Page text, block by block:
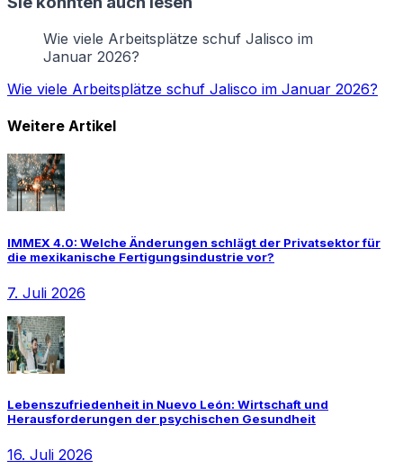
Wie viele Arbeitsplätze schuf Jalisco im
Januar 2026?
Wie viele Arbeitsplätze schuf Jalisco im Januar 2026?
Weitere Artikel
IMMEX 4.0: Welche Änderungen schlägt der Privatsektor für
die mexikanische Fertigungsindustrie vor?
7. Juli 2026
Lebenszufriedenheit in Nuevo León: Wirtschaft und
Herausforderungen der psychischen Gesundheit
16. Juli 2026